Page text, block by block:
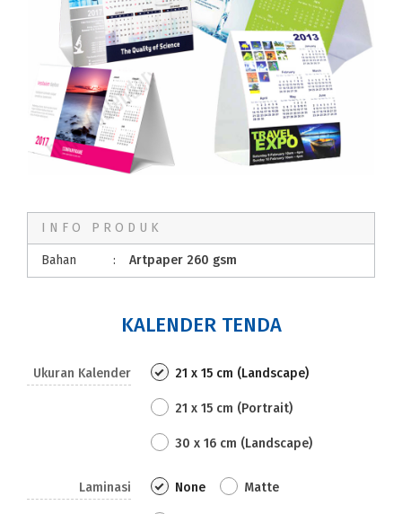
INFO PRODUK
Bahan : Artpaper 260 gsm
KALENDER TENDA
Ukuran Kalender 21 x 15 cm (Landscape)
21 x 15 cm (Portrait)
30 x 16 cm (Landscape)
Laminasi None Matte